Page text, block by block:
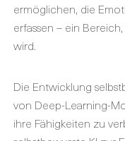
ermöglichen, die
erfassen – ein
wird.
Die Entwicklung
von Deep-Learning-
ihre Fähigkeiten zu